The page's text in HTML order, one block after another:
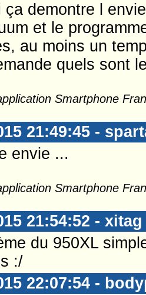
ça demontre l
et le
au moins un
quels sont
Smartphone
21:49:45 -
envie ...
Smartphone
21:54:52 - xitag
du 950XL
:/
22:07:54 -